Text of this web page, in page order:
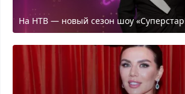
На НТВ — новый сезон шоу